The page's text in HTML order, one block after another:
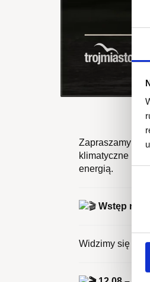
Zapraszamy na
klimatyczne
energią.
Wstęp na
Widzimy się we